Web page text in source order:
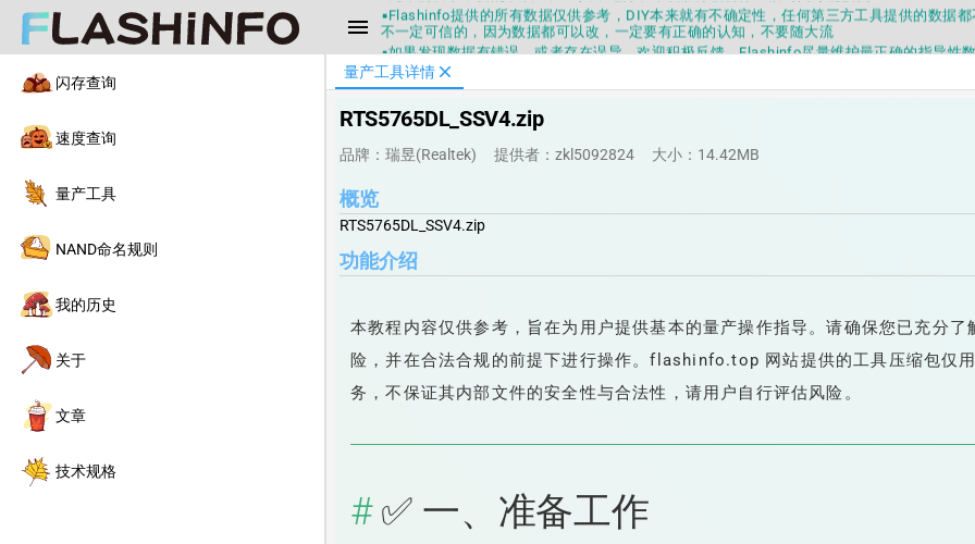
menu
▪Flashinfo提供的所有数据仅供参考，DIY本来就有不确定性，任何第三方工具提供的数据
不一定可信的，因为数据都可以改，一定要有正确的认知，不要随大流
▪如果发现数据有错误，或者存在误导，欢迎积极反馈，Flashinfo尽量维护最正确的指导性
▪Flashinfo APP更新技术规格和量产工具标签啦，使用更加丝滑，快点击下载吧
▪兄弟们没事不要乱下载量产工具，过分了下载服务会暂停一段时间才能恢复
不一定可信的，因为数据都可以改，一定要有正确的认知，不要随大流
▪Flashinfo APP更新技术规格和量产工具标签啦，使用更加丝滑，快点击下载吧
闪存查询
速度查询
量产工具
NAND命名规则
我的历史
关于
文章
技术规格
RTS5765DL_SSV4.zip
品牌：瑞昱(Realtek) 提供者：zkl5092824 大小：14.42MB
概览
RTS5765DL_SSV4.zip
功能介绍
本教程内容仅供参考，旨在为用户提供基本的量产操作指导。请确保您已充分了
险，并在合法合规的前提下进行操作。flashinfo.top 网站提供的工具压缩包仅
务，不保证其内部文件的安全性与合法性，请用户自行评估风险。
✅ 一、准备工作
量产工具详情 close